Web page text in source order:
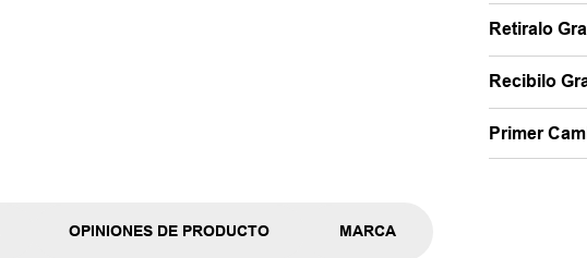
Retiralo
Recibilo
Primer
OPINIONES DE PRODUCTO MARCA